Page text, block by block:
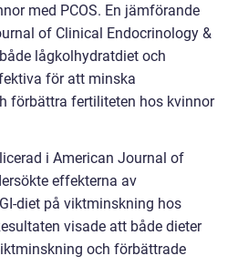
med PCOS. En jämförande
of Clinical Endocrinology &
lågkolhydratdiet och
för att minska
förbättra fertiliteten hos kvinnor
i American Journal of
effekterna av
diet på viktminskning hos
visade att både dieter
och förbättrade